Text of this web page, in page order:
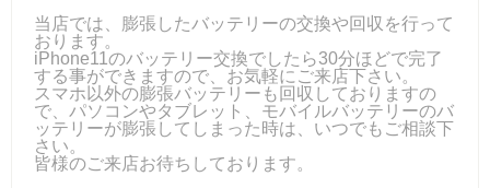
当店では、膨張したバッテリーの交換や回収を行って
おります。
iPhone11のバッテリー交換でしたら30分ほどで完了
する事ができますので、お気軽にご来店下さい。
スマホ以外の膨張バッテリーも回収しておりますの
で、パソコンやタブレット、モバイルバッテリーのバ
ッテリーが膨張してしまった時は、いつでもご相談下
さい。
皆様のご来店お待ちしております。